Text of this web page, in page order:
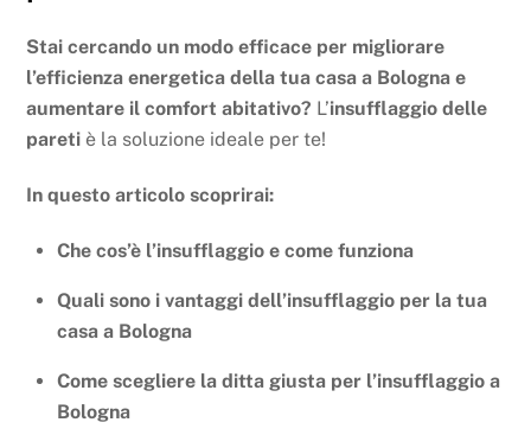
Stai cercando un modo efficace per migliorare
l’efficienza energetica della tua casa a Bologna e
aumentare il comfort abitativo? L’insufflaggio delle
pareti è la soluzione ideale per te!
In questo articolo scoprirai:
Che cos’è l’insufflaggio e come funziona
Quali sono i vantaggi dell’insufflaggio per la tua
casa a Bologna
Come scegliere la ditta giusta per l’insufflaggio a
Bologna